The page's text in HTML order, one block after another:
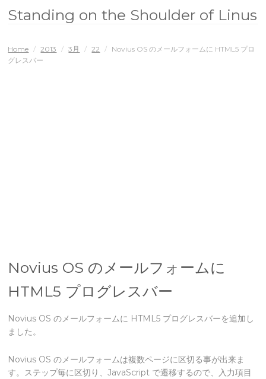
Standing on the Shoulder of Linus
Home / 2013 / 3月 / 22 / Novius OS のメールフォームに HTML5 プロ
グレスバー
Novius OS のメールフォームに
HTML5 プログレスバー
Novius OS のメールフォームに HTML5 プログレスバーを追加し
ました。
Novius OS のメールフォームは複数ページに区切る事が出来ま
す。ステップ毎に区切り、JavaScript で遷移するので、入力項目